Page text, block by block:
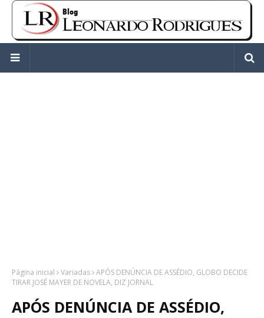
Página inicial Variadas APÓS DENÚNCIA DE ASSÉDIO, GLOBO DECIDE
TIRAR JOSÉ MAYER DE NOVELA, DIZ JORNAL
APÓS DENÚNCIA DE ASSÉDIO,